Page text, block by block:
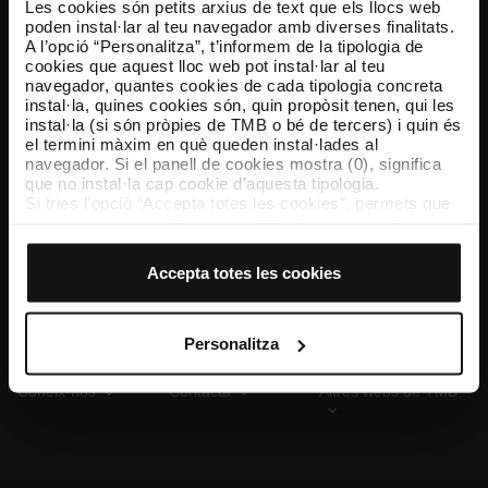
Les cookies són petits arxius de text que els llocs web
poden instal·lar al teu navegador amb diverses finalitats.
A l’opció “Personalitza”, t’informem de la tipologia de
cookies que aquest lloc web pot instal·lar al teu
navegador, quantes cookies de cada tipologia concreta
instal·la, quines cookies són, quin propòsit tenen, qui les
instal·la (si són pròpies de TMB o bé de tercers) i quin és
el termini màxim en què queden instal·lades al
navegador. Si el panell de cookies mostra (0), significa
que no instal·la cap cookie d’aquesta tipologia.
Si tries l’opció “Accepta totes les cookies”, permets que
El selector que es troba a la dreta de cada tipologia de
cookies d’aquella classe.
Un cop hagis marcat les teves preferències, has de fer
clic sobre “Selecciona i configura”. Així, s’instal·laran
només les cookies de la tipologia que hagis seleccionat
personalització, perquè permeten recordar les teves
opcions de navegació (com ara l’idioma) i milloren la teva
Accepta totes les cookies
Personalitza
TMB App
Descarrega’t TMB App i compra els teus bitllets
App Store Google Play
Coneix-nos Contacta Altres webs de TMB